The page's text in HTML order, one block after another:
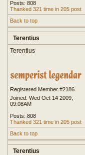
Posts: 808
Thanked 321 time in 205 post
Back to top
Terentius
Terentius
Registered Member #2186
Joined: Wed Oct 14 2009,
09:08AM
Posts: 808
Thanked 321 time in 205 post
Back to top
Terentius